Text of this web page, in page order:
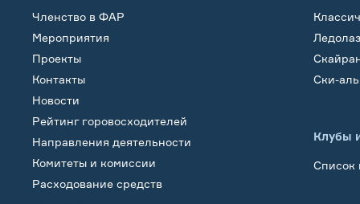
Членство в ФАР
Мероприятия
Проекты
Контакты
Новости
Рейтинг горовосходителей
Направления деятельности
Комитеты и комиссии
Расходование средств
Ски-
Клубы
Список